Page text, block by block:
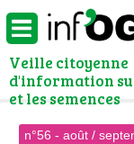
Veille citoyenne
d'information
et les semences
n°56 - août /